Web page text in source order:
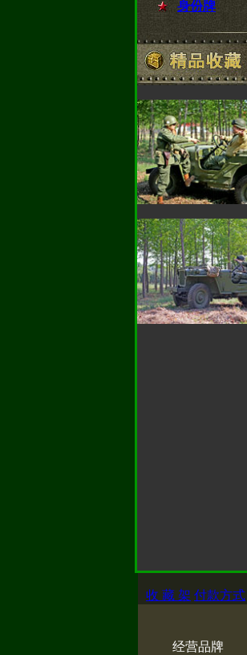
身份牌
收 藏 架 付款方式
经营品牌